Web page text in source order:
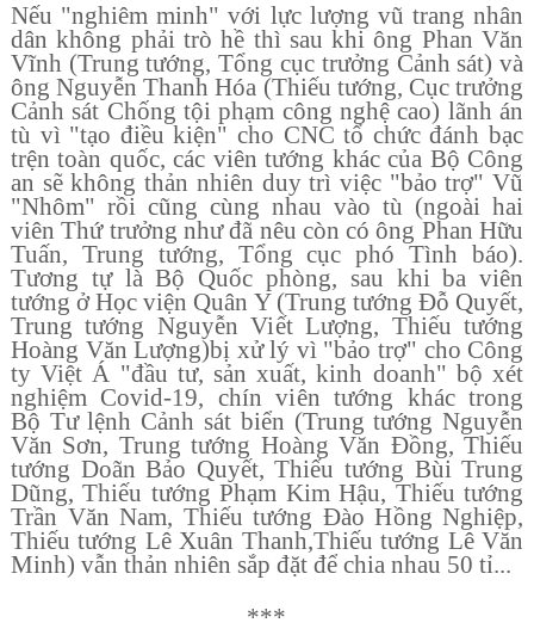
Nếu "nghiêm minh" với lực lượng vũ trang nhân
dân không phải trò hề thìsau khiông Phan Văn
Vĩnh (Trung tướng, Tổng cục trưởng Cảnh sát) và
ông Nguyễn Thanh Hóa (Thiếu tướng, Cục trưởng
Cảnh sát Chống tội phạm công nghệ cao) lãnh án
tù vì "tạo điều kiện" cho CNC tổ chức đánh bạc
trện toàn quốc, các viên tướng khác của Bộ Công
an sẽkhông thản nhiên duy trì việc "bảo trợ" Vũ
"Nhôm" rồi cũng cùng nhau vào tù (ngoài hai
viên Thứtrưởng như đã nêu còn có ông Phan Hữu
Tuấn, Trung tướng, Tổng cục phó Tình báo).
Tương tựlàBộ Quốc phòng, sau khi ba viên
tướngởHọc viện Quân Y (Trung tướng Đỗ Quyết,
Trung tướng Nguyễn Viết Lượng, Thiếu tướng
Hoàng Văn Lượng)bị xửlý vì "bảo trợ" cho Công
ty ViệtÁ "đầu tư, sản xuất, kinh doanh" bộ xét
nghiệm Covid-19, chín viên tướng khác trong
Bộ Tưlệnh Cảnh sát biển (Trung tướng Nguyễn
Văn Sơn, Trung tướng Hoàng Văn Đồng, Thiếu
tướng Doãn Bảo Quyết, Thiếu tướng Bùi Trung
Dũng, Thiếu tướng Phạm Kim Hậu, Thiếu tướng
Trần Văn Nam, Thiếu tướng Đào Hồng Nghiệp,
Thiếu tướng LêXuân Thanh,Thiếu tướng LêVăn
Minh) vẫn thản nhiên sắp đặt đểchia nhau 50 tỉ...
***